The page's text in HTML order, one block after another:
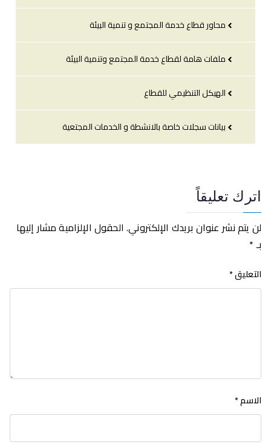
محاور قطاع خدمة المجتمع و تنمية البيئة
ملفات هامة لقطاع خدمة المجتمع وتنمية البيئة
الهيكل التنظيمي للقطاع
بيانات سجلات خاصة بالانشطة و الخدمات المجتعية
اترك تعليقاً
لن يتم نشر عنوان بريدك الإلكتروني. الحقول الإلزامية مشار إليها
بـ*
التعليق*
الاسم*